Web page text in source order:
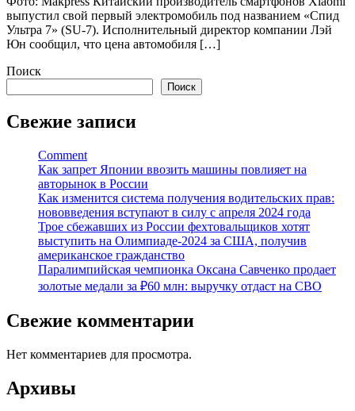
выпустил свой первый электромобиль под названием «Спид
Ультра 7» (SU-7). Исполнительный директор компании Лэй
Юн сообщил, что цена автомобиля […]
Поиск
Поиск
Свежие записи
Comment
Как запрет Японии ввозить машины повлияет на
авторынок в России
Как изменится система получения водительских прав:
нововведения вступают в силу с апреля 2024 года
Трое сбежавших из России фехтовальщиков хотят
выступить на Олимпиаде-2024 за США, получив
американское гражданство
Паралимпийская чемпионка Оксана Савченко продает
золотые медали за ₽60 млн: выручку отдаст на СВО
Свежие комментарии
Нет комментариев для просмотра.
Архивы